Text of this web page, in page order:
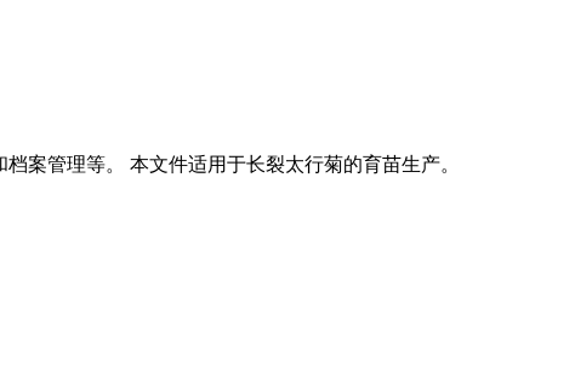
案管理等。 本文件适用于长裂太行菊的育苗生产。